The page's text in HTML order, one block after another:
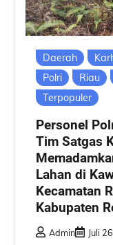
Daerah
Polri
Riau
Terpopuler
Personel
Tim Satgas
Lahan di
Kecamatan
Kabupaten
Admin Juli